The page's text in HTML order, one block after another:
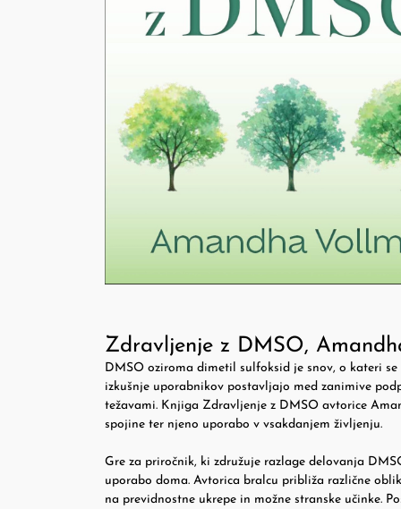
Zdravljenje z DMSO,
DMSO oziroma dimetil sulfoksid je snov, o kateri
izkušnje uporabnikov postavljajo med zanimive
težavami. Knjiga Zdravljenje z DMSO avtorice
spojine ter njeno uporabo v vsakdanjem življenju.
Gre za priročnik, ki združuje razlage delovanja
uporabo doma. Avtorica bralcu približa različne
na previdnostne ukrepe in možne stranske učinke.